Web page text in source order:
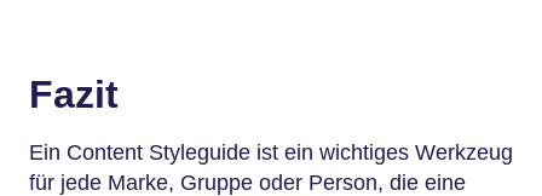
Fazit
Ein Content Styleguide ist ein wichtiges Werkzeug
für jede Marke, Gruppe oder Person, die eine